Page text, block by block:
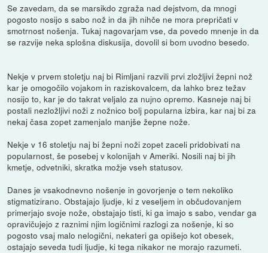
Se zavedam, da se marsikdo zgraža nad dejstvom, da mnogi
pogosto nosijo s sabo nož in da jih nihče ne mora prepričati v
smotrnost nošenja. Tukaj nagovarjam vse, da povedo mnenje in da
se razvije neka splošna diskusija, dovolil si bom uvodno besedo.
Nekje v prvem stoletju naj bi Rimljani razvili prvi zložljivi žepni nož
kar je omogočilo vojakom in raziskovalcem, da lahko brez težav
nosijo to, kar je do takrat veljalo za nujno opremo. Kasneje naj bi
postali nezložljivi noži z nožnico bolj popularna izbira, kar naj bi za
nekaj časa zopet zamenjalo manjše žepne nože.
Nekje v 16 stoletju naj bi žepni noži zopet zaceli pridobivati na
popularnost, še posebej v kolonijah v Ameriki. Nosili naj bi jih
kmetje, odvetniki, skratka možje vseh statusov.
Danes je vsakodnevno nošenje in govorjenje o tem nekoliko
stigmatizirano. Obstajajo ljudje, ki z veseljem in občudovanjem
primerjajo svoje nože, obstajajo tisti, ki ga imajo s sabo, vendar ga
opravičujejo z raznimi njim logičnimi razlogi za nošenje, ki so
pogosto vsaj malo nelogični, nekateri ga opišejo kot obesek,
ostajajo seveda tudi ljudje, ki tega nikakor ne morajo razumeti.